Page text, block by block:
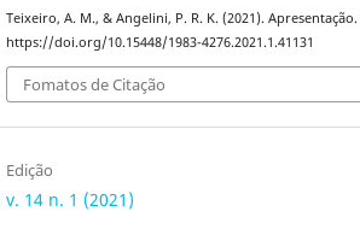
Teixeiro, A. M., & Angelini, P. R. K. (2021). Apresentação.
https://doi.org/10.15448/1983-4276.2021.1.41131
Fomatos de Citação
Edição
v. 14 n. 1 (2021)